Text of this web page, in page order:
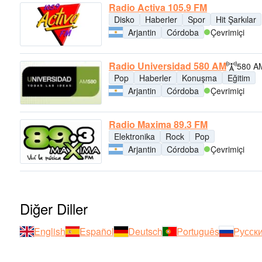
Radio Activa 105.9 FM
Disko Haberler Spor
Hit Şarkılar
Arjantin
Córdoba Çevrimiçi
Radio Universidad 580 AM
580
Pop
Haberler Konuşma
Eğitim
Arjantin
Córdoba Çevrimiçi
Radio Maxima 89.3 FM
Elektronika Rock
Pop
Arjantin
Córdoba Çevrimiçi
Diğer Diller
English Español Deutsch Português